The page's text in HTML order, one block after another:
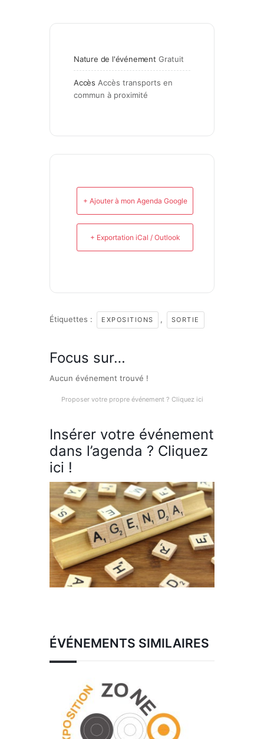
Nature de l'événement Gratuit
Accès Accès transports en
commun à proximité
+ Ajouter à mon Agenda Google
+ Exportation iCal / Outlook
Étiquettes : EXPOSITIONS , SORTIE
Focus sur…
Aucun événement trouvé !
Proposer votre propre événement ? Cliquez ici
Insérer votre événement
dans l’agenda ? Cliquez
ici !
ÉVÉNEMENTS SIMILAIRES